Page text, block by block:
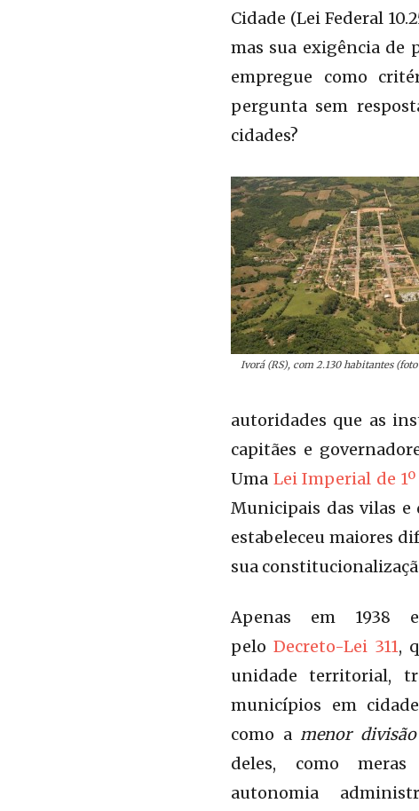
Eunápolis (BA), 281º município brasileiro (100.196
menor cidade média baiana
Cidade (Lei Federal
mas sua exigência de
empregue como
pergunta sem
cidades?
Ivorá (RS), com 2.130 habitantes
autoridades que as
capitães e
Uma Lei Imperial de
Municipais das vilas e
estabeleceu maiores
sua
Apenas em 1938
pelo Decreto-Lei 311,
unidade territorial,
municípios em
como a menor
deles, como
autonomia